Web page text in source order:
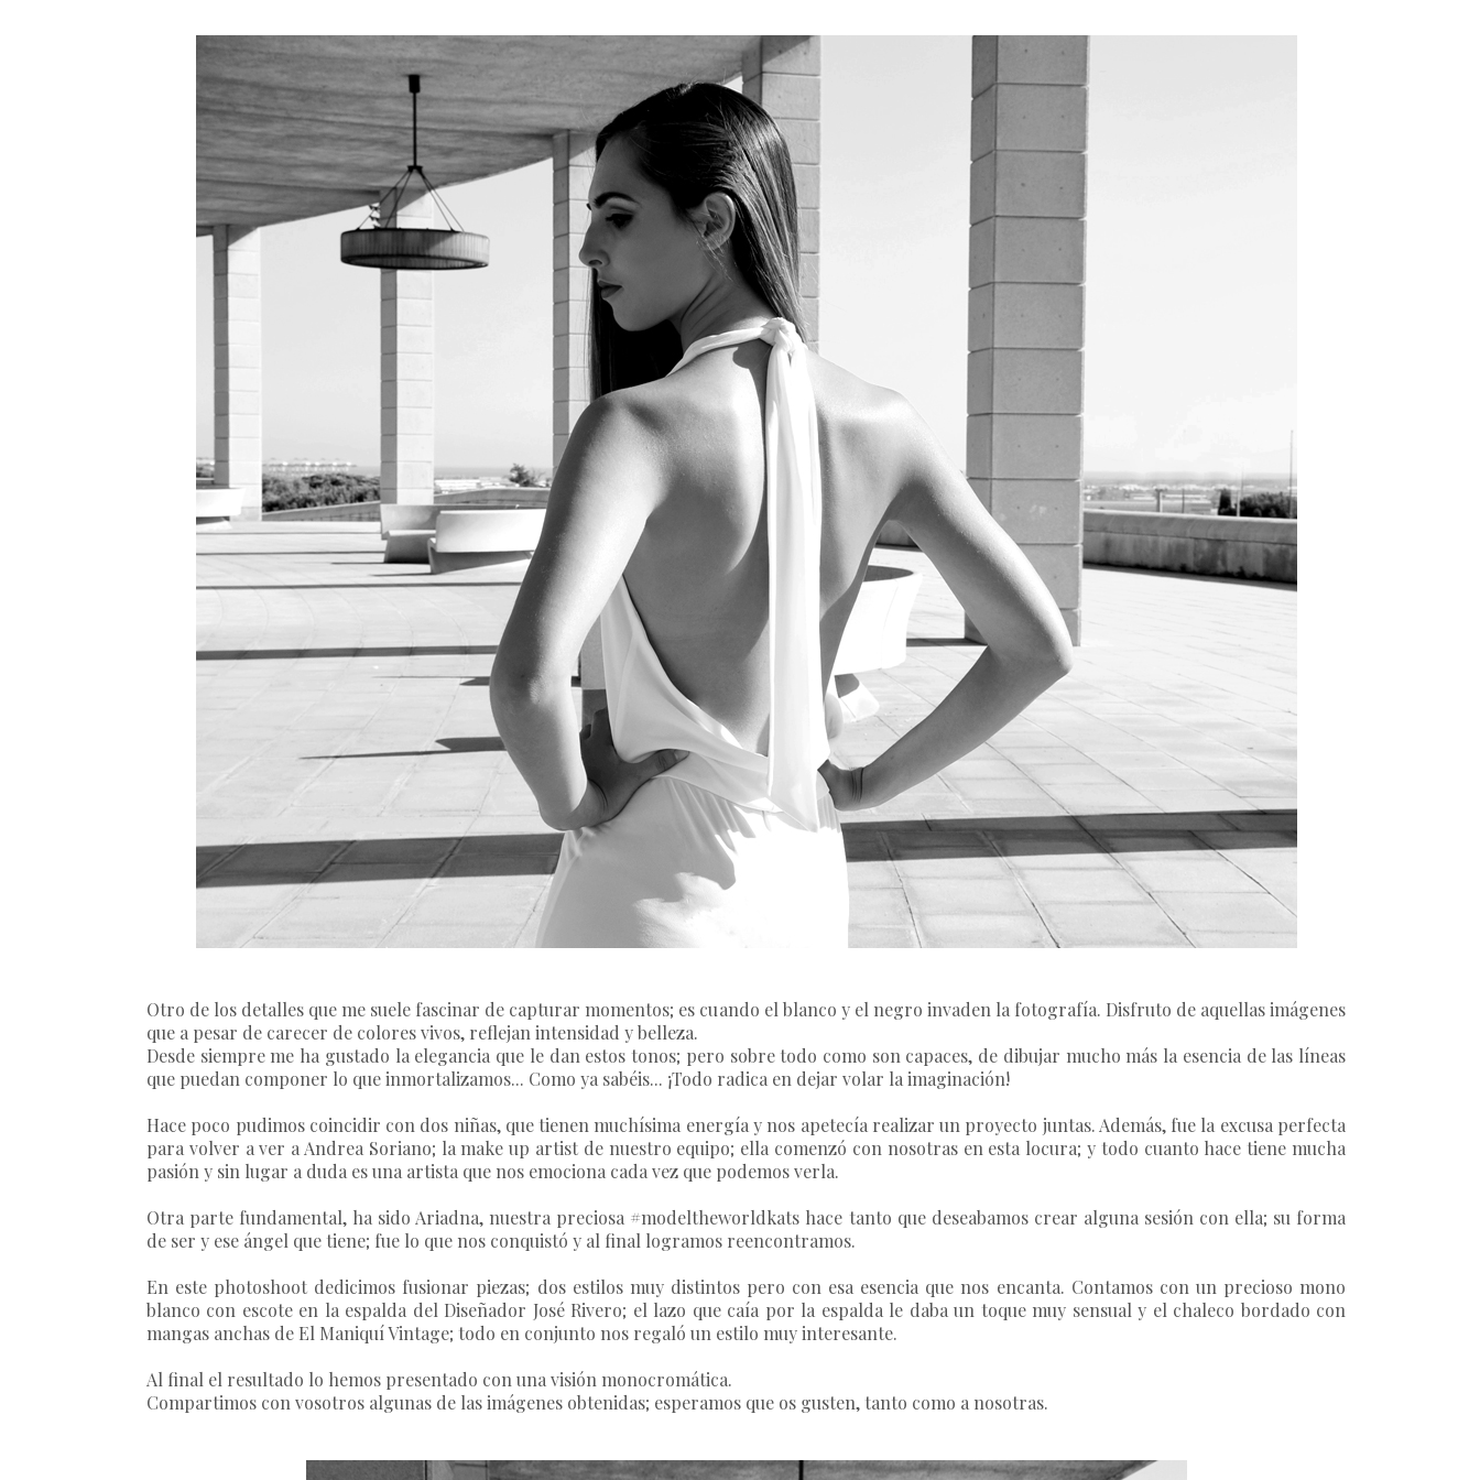
Otro de los detalles que me suele fascinar de capturar momentos; es cuando el blanco y el negro invaden la fotografía. Disfruto de aquellas imágenes
que a pesar de carecer de colores vivos, reflejan intensidad y belleza.
Desde siempre me ha gustado la elegancia que le dan estos tonos; pero sobre todo como son capaces, de dibujar mucho más la esencia de las líneas
que puedan componer lo que inmortalizamos... Como ya sabéis... ¡Todo radica en dejar volar la imaginación!
Hace poco pudimos coincidir con dos niñas, que tienen muchísima energía y nos apetecía realizar un proyecto juntas. Además, fue la excusa perfecta
para volver a ver a Andrea Soriano; la make up artist de nuestro equipo; ella comenzó con nosotras en esta locura; y todo cuanto hace tiene mucha
pasión y sin lugar a duda es una artista que nos emociona cada vez que podemos verla.
Otra parte fundamental, ha sido Ariadna, nuestra preciosa #modeltheworldkats hace tanto que deseabamos crear alguna sesión con ella; su forma
de ser y ese ángel que tiene; fue lo que nos conquistó y al final logramos reencontramos.
En este photoshoot dedicimos fusionar piezas; dos estilos muy distintos pero con esa esencia que nos encanta. Contamos con un precioso mono
blanco con escote en la espalda del Diseñador José Rivero; el lazo que caía por la espalda le daba un toque muy sensual y el chaleco bordado con
mangas anchas de El Maniquí Vintage; todo en conjunto nos regaló un estilo muy interesante.
Al final el resultado lo hemos presentado con una visión monocromática.
Compartimos con vosotros algunas de las imágenes obtenidas; esperamos que os gusten, tanto como a nosotras.